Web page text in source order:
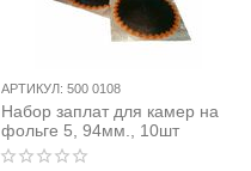
АРТИКУЛ: 500 0108
Набор заплат для камер на
фольге 5, 94мм., 10шт